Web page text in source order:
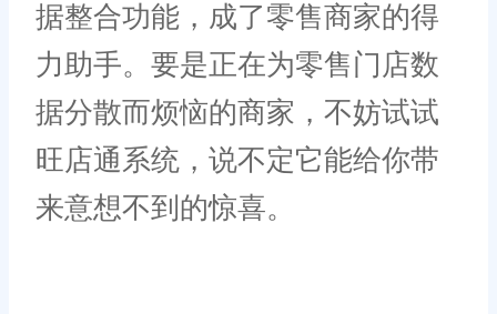
据整合功能，成了零售商家的得
力助手。要是正在为零售门店数
据分散而烦恼的商家，不妨试试
旺店通系统，说不定它能给你带
来意想不到的惊喜。